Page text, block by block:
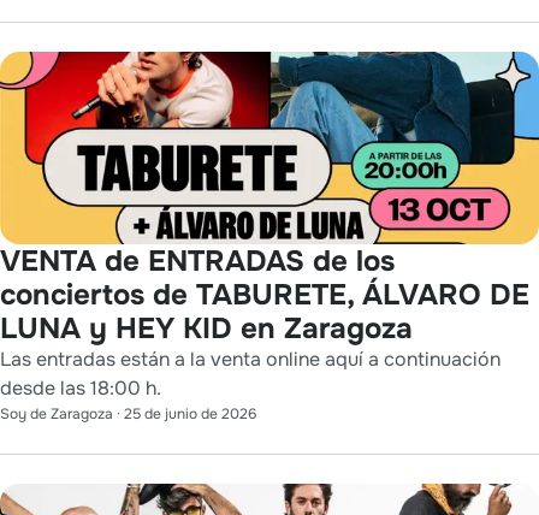
VENTA de ENTRADAS de los
conciertos de TABURETE, ÁLVARO DE
LUNA y HEY KID en Zaragoza
Las entradas están a la venta online aquí a continuación
desde las 18:00 h.
Soy de Zaragoza · 25 de junio de 2026